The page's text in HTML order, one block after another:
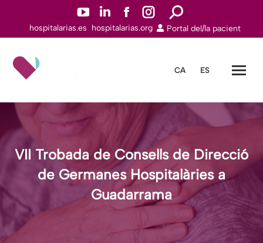
YouTube
page
window
Linkedin
page
window
Facebook
page
window
Instagram
page
window
Search:
hospitalarias.es hospitalarias.org Portal del/la pacient
CA ES
VII Trobada de Consells de Direcció
de Germanes Hospitalàries a
Guadarrama